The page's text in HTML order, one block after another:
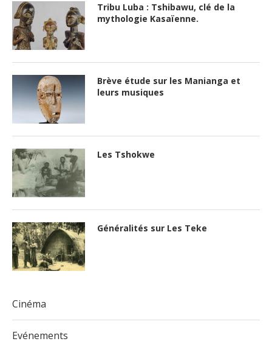
Tribu Luba : Tshibawu, clé de la
mythologie Kasaïenne.
Brève étude sur les Manianga et
leurs musiques
Les Tshokwe
Généralités sur Les Teke
Cinéma
Evénements